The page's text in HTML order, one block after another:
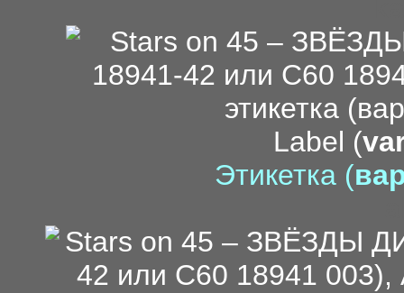
Label (
Этикетка (